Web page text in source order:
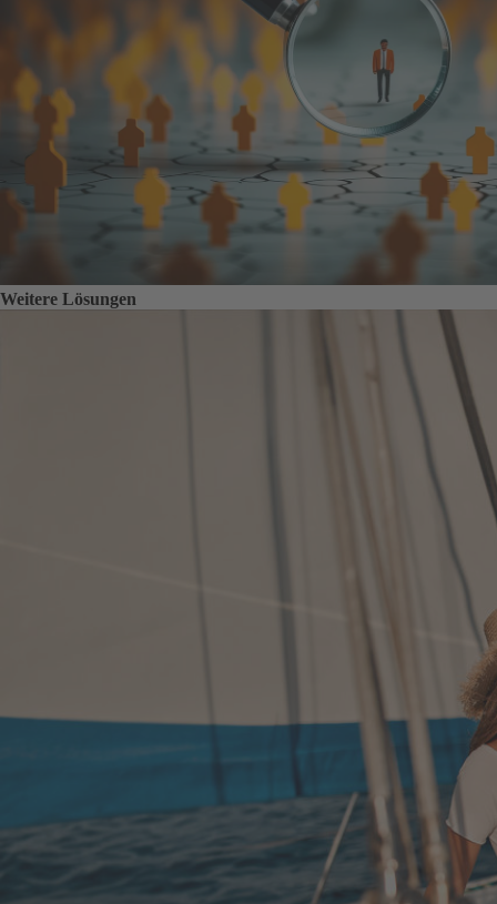
Weitere Lösungen